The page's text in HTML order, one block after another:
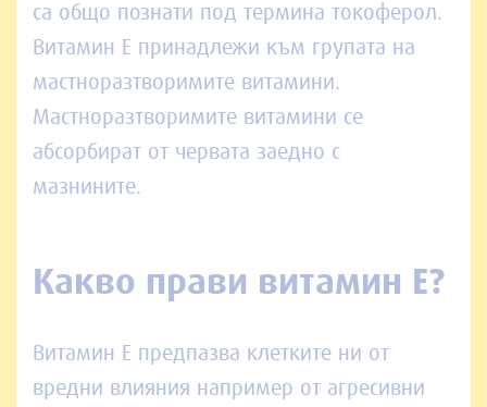
са общо познати под термина токоферол.
Витамин Е принадлежи към групата на
мастноразтворимите витамини.
Мастноразтворимите витамини се
абсорбират от червата заедно с
мазнините.
Какво прави витамин E?
Витамин Е предпазва клетките ни от
вредни влияния например от агресивни